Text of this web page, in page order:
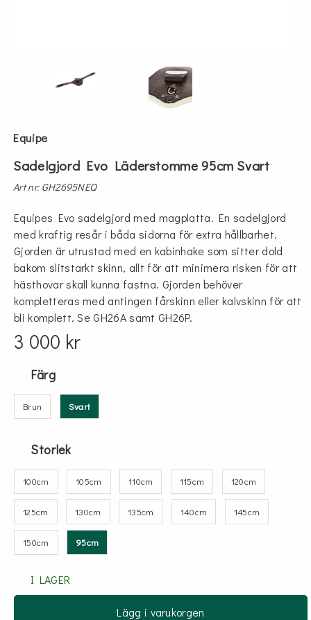
Equipe
Sadelgjord Evo Läderstomme 95cm Svart
Art nr: GH2695NEQ
Equipes Evo sadelgjord med magplatta. En sadelgjord
med kraftig resår i båda sidorna för extra hållbarhet.
Gjorden är utrustad med en kabinhake som sitter dold
bakom slitstarkt skinn, allt för att minimera risken för att
hästhovar skall kunna fastna. Gjorden behöver
kompletteras med antingen fårskinn eller kalvskinn för att
bli komplett. Se GH26A samt GH26P.
3 000 kr
Färg
Brun Svart
Storlek
100cm 105cm 110cm 115cm 120cm
125cm 130cm 135cm 140cm 145cm
150cm 95cm
I LAGER
Lägg i varukorgen